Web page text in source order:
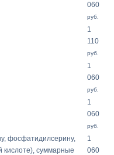
060
руб.
1
110
руб.
1
060
руб.
1
060
руб.
фосфатидилсерину,
суммарные
1
060